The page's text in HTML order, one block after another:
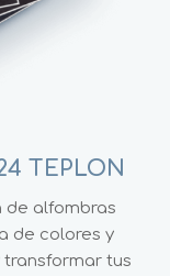
TEPLON
de alfombras
de colores y
transformar tus